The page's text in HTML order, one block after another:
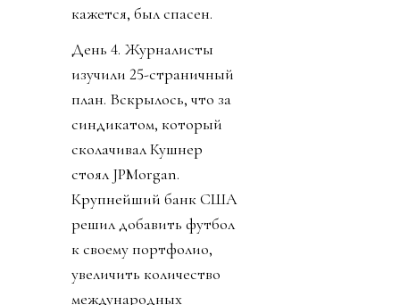
кажется, был спасен.
День 4. Журналисты
изучили 25-страничный
план. Вскрылось, что за
синдикатом, который
сколачивал Кушнер
стоял JPMorgan.
Крупнейший банк США
решил добавить футбол
к своему портфолио,
увеличить количество
международных